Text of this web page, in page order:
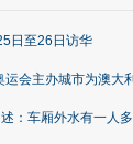
日至26日访华
运会主办城市为澳大
：车厢外水有一人